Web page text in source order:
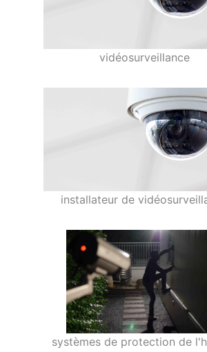
vidéosurveillance
installateur de
systèmes de protection de